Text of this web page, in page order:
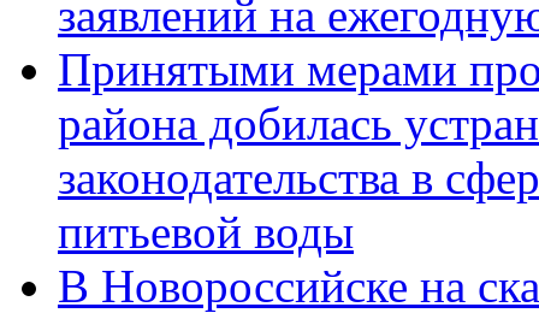
заявлений на
Принятыми мерами
района добилась
законодательства в
питьевой воды
В Новороссийске на